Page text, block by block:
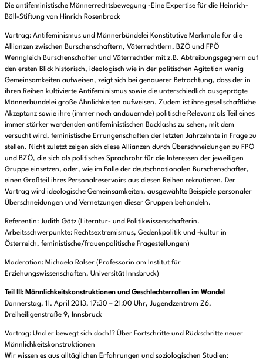
Die antifeministische Männerrechtsbewegung -Eine Expertise für die Heinrich-
Böll-Stiftung von Hinrich Rosenbrock
Vortrag: Antifeminismus und Männerbündelei Konstitutive Merkmale für die
Allianzen zwischen Burschenschaftern, Väterrechtlern, BZÖ und FPÖ
Wenngleich Burschenschafter und Väterrechtler mit z.B. Abtreibungsgegnern auf
den ersten Blick historisch, ideologisch wie in der politischen Agitation wenig
Gemeinsamkeiten aufweisen, zeigt sich bei genauerer Betrachtung, dass der in
ihren Reihen kultivierte Antifeminismus sowie die unterschiedlich ausgeprägte
Männerbündelei große Ähnlichkeiten aufweisen. Zudem ist ihre gesellschaftliche
Akzeptanz sowie ihre (immer noch andauernde) politische Relevanz als Teil eines
immer stärker werdenden antifeministischen Backlashs zu sehen, mit dem
versucht wird, feministische Errungenschaften der letzten Jahrzehnte in Frage zu
stellen. Nicht zuletzt zeigen sich diese Allianzen durch Überschneidungen zu FPÖ
und BZÖ, die sich als politisches Sprachrohr für die Interessen der jeweiligen
Gruppe einsetzen, oder, wie im Falle der deutschnationalen Burschenschafter,
einen Großteil ihres Personalreservoirs aus diesen Reihen rekrutieren. Der
Vortrag wird ideologische Gemeinsamkeiten, ausgewählte Beispiele personaler
Überschneidungen und Vernetzungen dieser Gruppen behandeln.
Referentin: Judith Götz (Literatur- und Politikwissenschafterin.
Arbeitsschwerpunkte: Rechtsextremismus, Gedenkpolitik und -kultur in
Österreich, feministische/frauenpolitische Fragestellungen)
Moderation: Michaela Ralser (Professorin am Institut für
Erziehungswissenschaften, Universität Innsbruck)
Teil III: Männlichkeitskonstruktionen und Geschlechterrollen im Wandel
Donnerstag, 11. April 2013, 17:30 – 21:00 Uhr, Jugendzentrum Z6,
Dreiheiligenstraße 9, Innsbruck
Vortrag: Und er bewegt sich doch!? Über Fortschritte und Rückschritte neuer
Männlichkeitskonstruktionen
Wir wissen es aus alltäglichen Erfahrungen und soziologischen Studien: